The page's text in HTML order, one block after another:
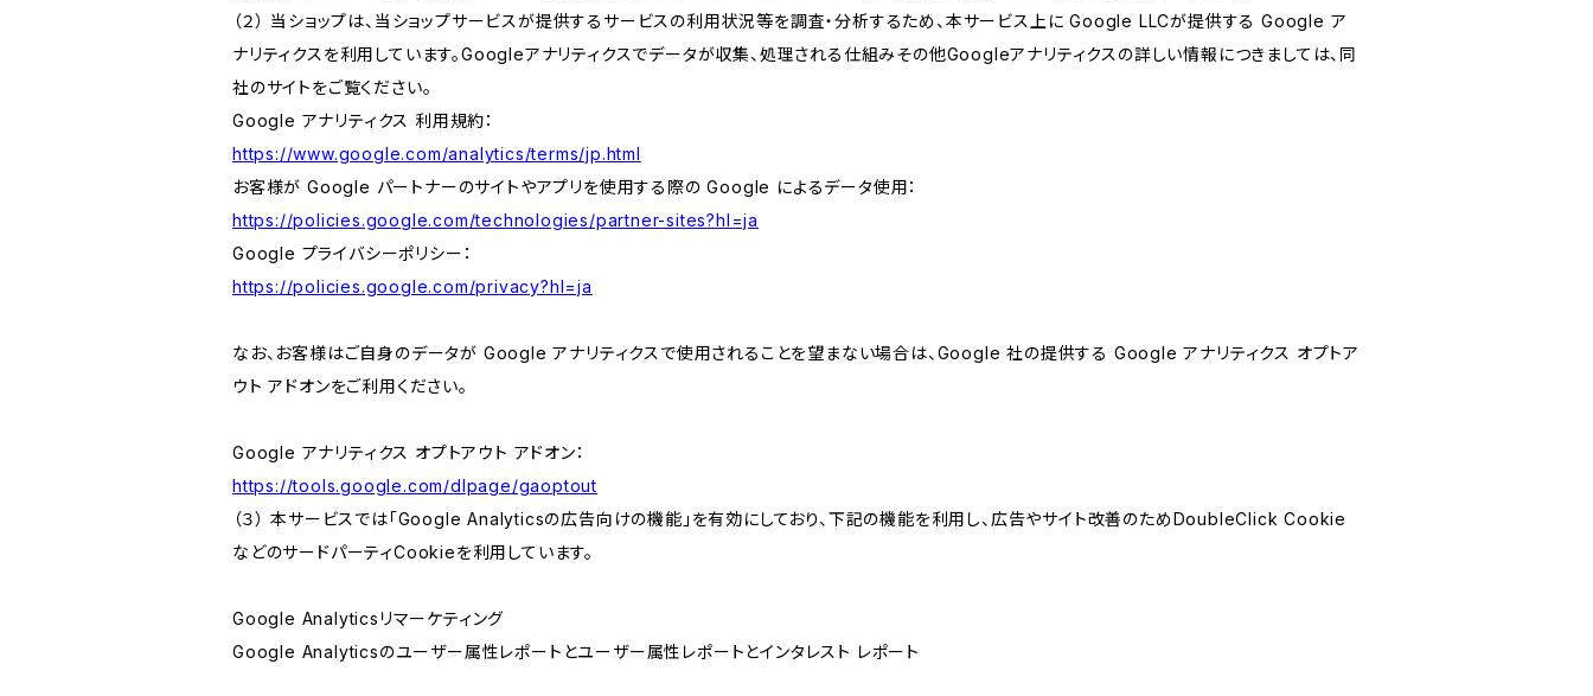
（２） 当ショップは、当ショップサービスが提供するサービスの利用状況等を調査・分析するため、本サービス上に Google LLCが提供する Google ア
ナリティクスを利用しています。Googleアナリティクスでデータが収集、処理される仕組みその他Googleアナリティクスの詳しい情報につきましては、同
社のサイトをご覧ください。
Google アナリティクス 利用規約：
https://www.google.com/analytics/terms/jp.html
お客様が Google パートナーのサイトやアプリを使用する際の Google によるデータ使用：
https://policies.google.com/technologies/partner-sites?hl=ja
Google プライバシーポリシー：
https://policies.google.com/privacy?hl=ja
なお、お客様はご自身のデータが Google アナリティクスで使用されることを望まない場合は、Google 社の提供する Google アナリティクス オプトア
ウト アドオンをご利用ください。
Google アナリティクス オプトアウト アドオン：
https://tools.google.com/dlpage/gaoptout
（３） 本サービスでは「Google Analyticsの広告向けの機能」を有効にしており、下記の機能を利用し、広告やサイト改善のためDoubleClick Cookie
などのサードパーティCookieを利用しています。
Google Analyticsリマーケティング
Google Analyticsのユーザー属性レポートとユーザー属性レポートとインタレスト レポート